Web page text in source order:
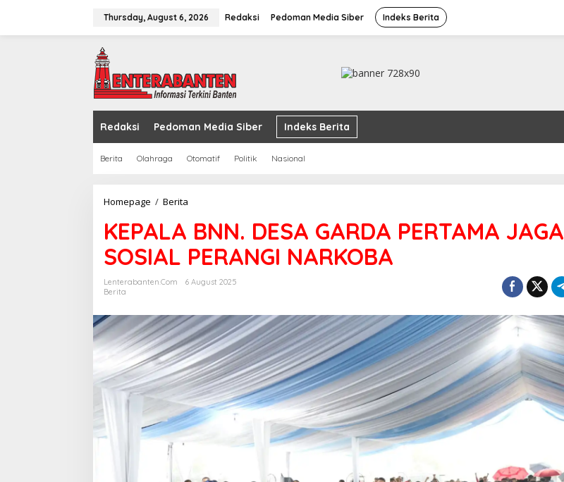
Thursday, August 6, 2026 Redaksi Pedoman Media Siber Indeks Berita
Redaksi Pedoman Media Siber Indeks Berita
Berita Olahraga Otomatif Politik Nasional
Homepage / Berita
DESA
GARDA
PERTAMA
JAGA
SOSIAL
PERANGI
KEPALA BNN. DESA GARDA PERTAMA JAGA
SOSIAL PERANGI NARKOBA
Lenterabanten.com
6 August 2025
Berita